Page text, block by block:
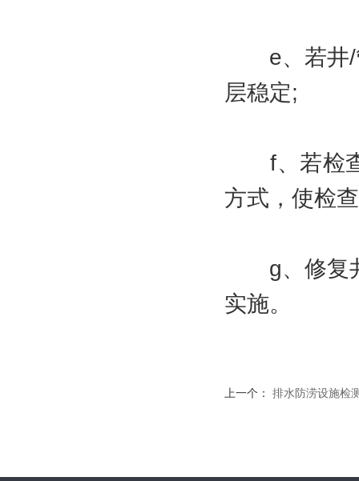
e、若井/管
层稳定;
f、若检查
方式，使检
g、修复井
实施。
上一个： 排水防涝设施检